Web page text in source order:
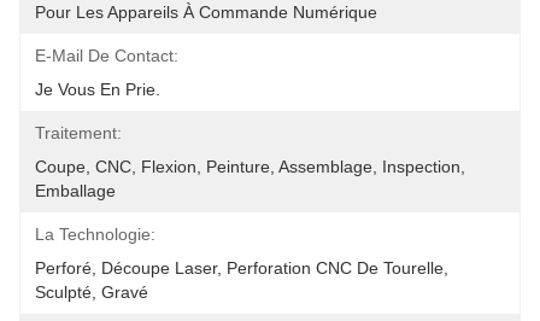
Pour Les Appareils À Commande Numérique
E-Mail De Contact:
Je Vous En Prie.
Traitement:
Coupe, CNC, Flexion, Peinture, Assemblage, Inspection,
Emballage
La Technologie:
Perforé, Découpe Laser, Perforation CNC De Tourelle,
Sculpté, Gravé